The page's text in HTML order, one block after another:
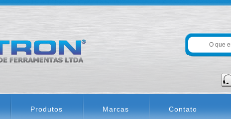
Produtos Marcas Contato